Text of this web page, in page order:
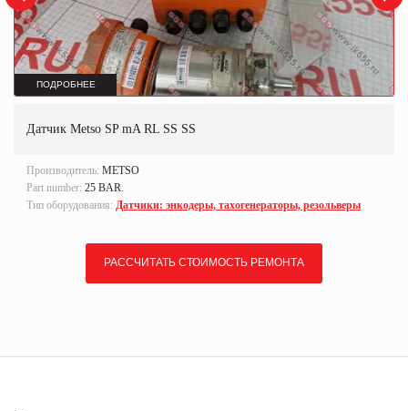
ПОДРОБНЕЕ
Датчик Metso SP mA RL SS SS
Производитель: METSO
Part number: 25 BAR.
Тип оборудования: Датчики: энкодеры, тахогенераторы, резольверы
РАССЧИТАТЬ СТОИМОСТЬ РЕМОНТА